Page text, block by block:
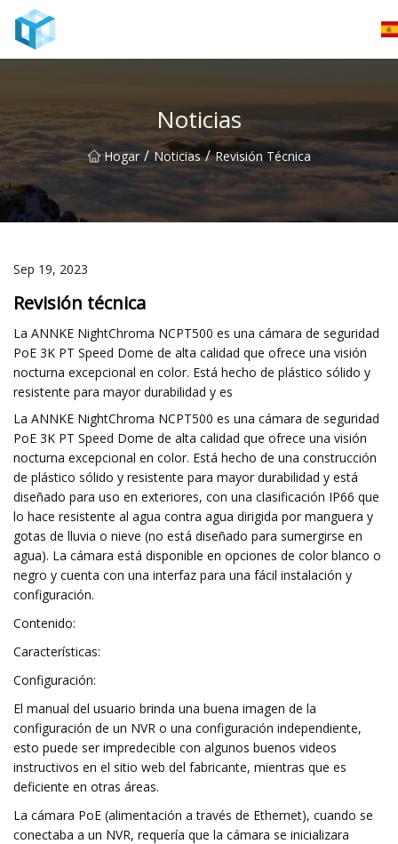
Noticias
Hogar / Noticias / Revisión Técnica
Sep 19, 2023
Revisión técnica
La ANNKE NightChroma NCPT500 es una cámara de seguridad
PoE 3K PT Speed ​​Dome de alta calidad que ofrece una visión
nocturna excepcional en color. Está hecho de plástico sólido y
resistente para mayor durabilidad y es
La ANNKE NightChroma NCPT500 es una cámara de seguridad
PoE 3K PT Speed ​​Dome de alta calidad que ofrece una visión
nocturna excepcional en color. Está hecho de una construcción
de plástico sólido y resistente para mayor durabilidad y está
diseñado para uso en exteriores, con una clasificación IP66 que
lo hace resistente al agua contra agua dirigida por manguera y
gotas de lluvia o nieve (no está diseñado para sumergirse en
agua). La cámara está disponible en opciones de color blanco o
negro y cuenta con una interfaz para una fácil instalación y
configuración.
Contenido:
Características:
Configuración:
El manual del usuario brinda una buena imagen de la
configuración de un NVR o una configuración independiente,
esto puede ser impredecible con algunos buenos videos
instructivos en el sitio web del fabricante, mientras que es
deficiente en otras áreas.
La cámara PoE (alimentación a través de Ethernet), cuando se
conectaba a un NVR, requería que la cámara se inicializara